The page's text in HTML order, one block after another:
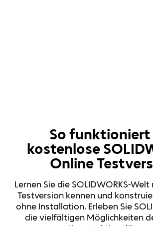
So funktioniert
kostenlose
Online
Lernen Sie die SOLIDWORKS-
Testversion kennen und
ohne Installation. Erleben Sie
die vielfältigen Möglichkeiten